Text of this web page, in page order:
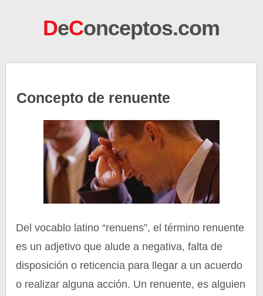
DeConceptos.com
Concepto de renuente
Del vocablo latino “renuens”, el término renuente
es un adjetivo que alude a negativa, falta de
disposición o reticencia para llegar a un acuerdo
o realizar alguna acción. Un renuente, es alguien